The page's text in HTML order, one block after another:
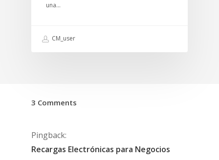
una…
CM_user
3 Comments
Pingback:
Recargas Electrónicas para Negocios